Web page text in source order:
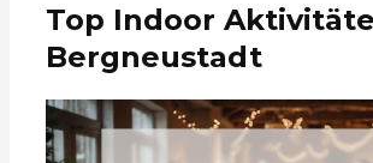
Top Indoor
Bergneustadt